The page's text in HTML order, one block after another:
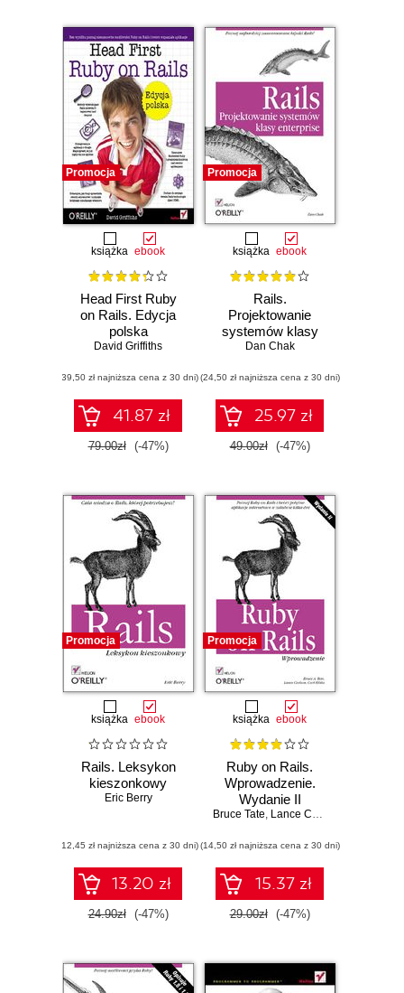
Promocja
książka ebook
Head First Ruby
on Rails. Edycja
polska
David Griffiths
(39,50 zł najniższa cena z 30 dni)
41.87 zł
79.00zł (-47%)
Promocja
książka ebook
Rails.
Projektowanie
systemów klasy
enterprise
Dan Chak
(24,50 zł najniższa cena z 30 dni)
25.97 zł
49.00zł (-47%)
Promocja
książka ebook
Rails. Leksykon
kieszonkowy
Eric Berry
(12,45 zł najniższa cena z 30 dni)
13.20 zł
24.90zł (-47%)
Promocja
książka ebook
Ruby on Rails.
Wprowadzenie.
Wydanie II
Bruce Tate, Lance Carlson
(14,50 zł najniższa cena z 30 dni)
15.37 zł
29.00zł (-47%)